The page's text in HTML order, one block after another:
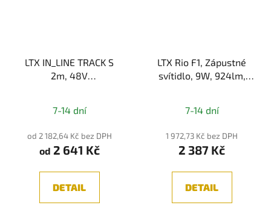
LTX IN_LINE TRACK S
2m, 48V
systém
7-14 dní
od 2 182,64 Kč bez DPH
od 2 641 Kč
DETAIL
LTX Rio F1, Zápustné
svítidlo, 9W, 924lm,
7-14 dní
1 972,73 Kč bez DPH
2 387 Kč
DETAIL